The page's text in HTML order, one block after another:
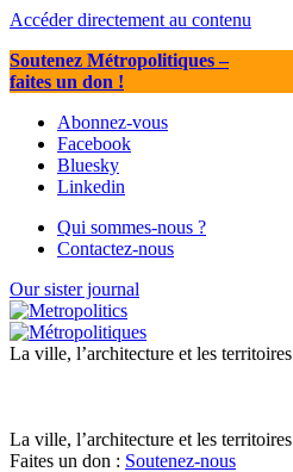
Accéder directement au contenu
Soutenez Métropolitiques–
faites un don !
Abonnez-vous
Facebook
Bluesky
Linkedin
Qui sommes-nous ?
Contactez-nous
Our sister journal
La ville, l’architecture et les territoires
La ville, l’architecture et les territoires
Faites un don : Soutenez-nous